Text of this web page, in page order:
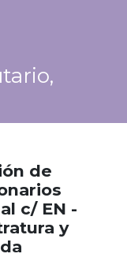
de
c/ EN -
y